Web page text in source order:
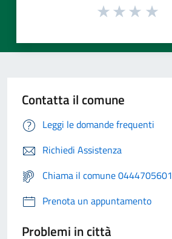
Contatta il comune
Leggi le domande frequenti
Richiedi Assistenza
Chiama il comune 0444705601
Prenota un appuntamento
Problemi in città